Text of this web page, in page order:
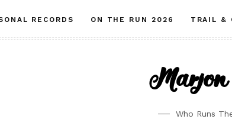
RECORDS ON THE RUN 2026 TRAIL &
Who Runs